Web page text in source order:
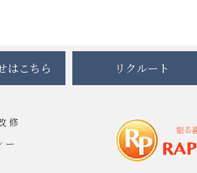
はこちら リクルート
修
ー